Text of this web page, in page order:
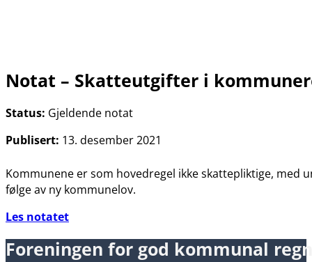
Notat – Skatteutgifter i
Status: Gjeldende notat
Publisert: 13. desember 2021
Kommunene er som hovedregel ikke skattepliktige,
følge av ny kommunelov.
Les notatet
Foreningen for god kommunal